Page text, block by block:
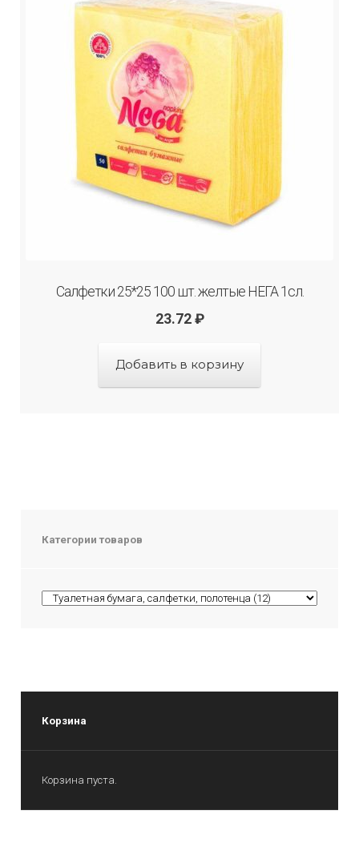
Салфетки 25*25 100 шт. желтые НЕГА 1сл.
23.72 ₽
Добавить в корзину
Категории товаров
Корзина
Корзина пуста.